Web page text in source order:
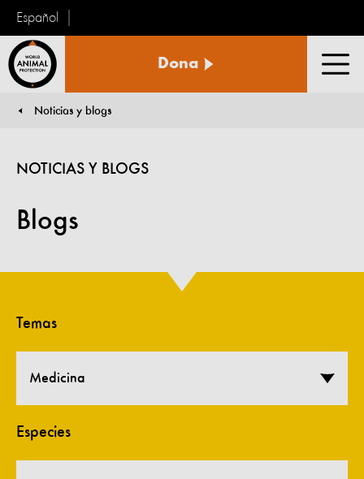
Español
Animal
Dona
Noticias y blogs
Blogs
NOTICIAS Y BLOGS
Temas
Medicina
Especies